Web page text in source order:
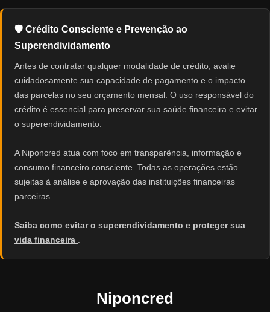
🛡️ Crédito Consciente e Prevenção ao
Superendividamento
Antes de contratar qualquer modalidade de crédito, avalie
cuidadosamente sua capacidade de pagamento e o impacto
das parcelas no seu orçamento mensal. O uso responsável do
crédito é essencial para preservar sua saúde financeira e evitar
o superendividamento.
A Niponcred atua com foco em transparência, informação e
consumo financeiro consciente. Todas as operações estão
sujeitas à análise e aprovação das instituições financeiras
parceiras.
Saiba como evitar o superendividamento e proteger sua
vida financeira .
Niponcred